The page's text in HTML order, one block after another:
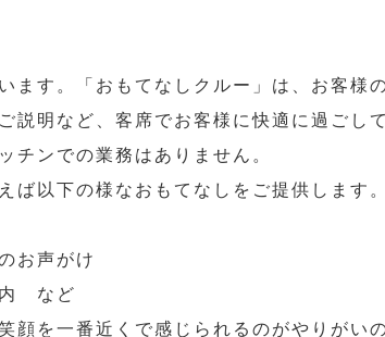
ます。「おもてなしクルー」は、お客様
説明など、客席でお客様に快適に過ごし
チンでの業務はありません。
以下の様なおもてなしをご提供します。
お声がけ
内 など
顔を一番近くで感じられるのがやりがい